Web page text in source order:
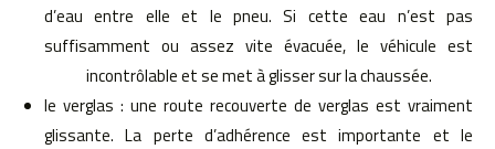
d’eau entre elle et le pneu. Si cette eau n’est pas
suffisamment ou assez vite évacuée, le véhicule est
incontrôlable et se met à glisser sur la chaussée.
le verglas : une route recouverte de verglas est vraiment
glissante. La perte d’adhérence est importante et le